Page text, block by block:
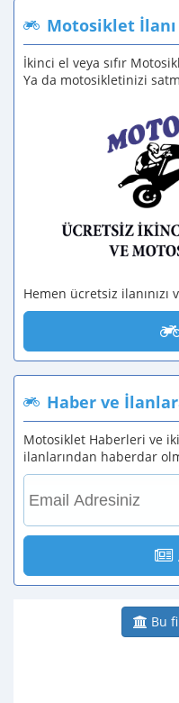
Motosiklet
İkinci el veya sıfır
Ya da motosikletinizi
Hemen ücretsiz ilanınızı
Haber ve
Motosiklet Haberleri ve
ilanlarından haberdar
Bu